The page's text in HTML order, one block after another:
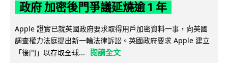
政府 加密後門爭議延燒逾 1 年
Apple 證實已就英國政府要求取得用戶加密資料一事，向英國
調查權力法庭提出新一輪法律訴訟。英國政府要求 Apple 建立
「後門」以存取全球...
閱讀全文